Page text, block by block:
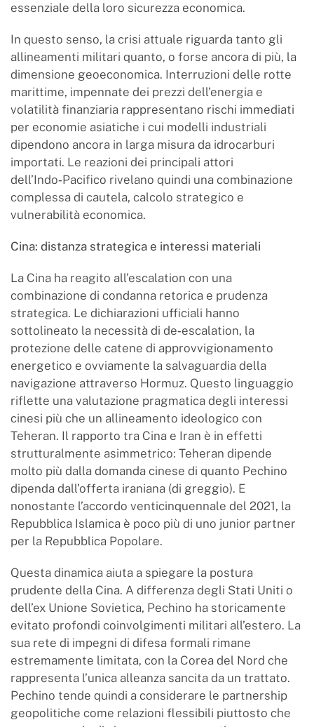
essenziale della loro sicurezza economica.
In questo senso, la crisi attuale riguarda tanto gli
allineamenti militari quanto, o forse ancora di più, la
dimensione geoeconomica. Interruzioni delle rotte
marittime, impennate dei prezzi dell’energia e
volatilità finanziaria rappresentano rischi immediati
per economie asiatiche i cui modelli industriali
dipendono ancora in larga misura da idrocarburi
importati. Le reazioni dei principali attori
dell’Indo‑Pacifico rivelano quindi una combinazione
complessa di cautela, calcolo strategico e
vulnerabilità economica.
Cina: distanza strategica e interessi materiali
La Cina ha reagito all’escalation con una
combinazione di condanna retorica e prudenza
strategica. Le dichiarazioni ufficiali hanno
sottolineato la necessità di de‑escalation, la
protezione delle catene di approvvigionamento
energetico e ovviamente la salvaguardia della
navigazione attraverso Hormuz. Questo linguaggio
riflette una valutazione pragmatica degli interessi
cinesi più che un allineamento ideologico con
Teheran. Il rapporto tra Cina e Iran è in effetti
strutturalmente asimmetrico: Teheran dipende
molto più dalla domanda cinese di quanto Pechino
dipenda dall’offerta iraniana (di greggio). E
nonostante l’accordo venticinquennale del 2021, la
Repubblica Islamica è poco più di uno junior partner
per la Repubblica Popolare.
Questa dinamica aiuta a spiegare la postura
prudente della Cina. A differenza degli Stati Uniti o
dell’ex Unione Sovietica, Pechino ha storicamente
evitato profondi coinvolgimenti militari all’estero. La
sua rete di impegni di difesa formali rimane
estremamente limitata, con la Corea del Nord che
rappresenta l’unica alleanza sancita da un trattato.
Pechino tende quindi a considerare le partnership
geopolitiche come relazioni flessibili piuttosto che